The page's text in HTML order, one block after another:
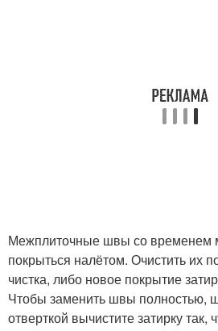
Межплиточные швы со временем
покрыться налётом. Очистить их
чистка, либо новое покрытие
Чтобы заменить швы полностью,
отверткой вычистите затирку так,